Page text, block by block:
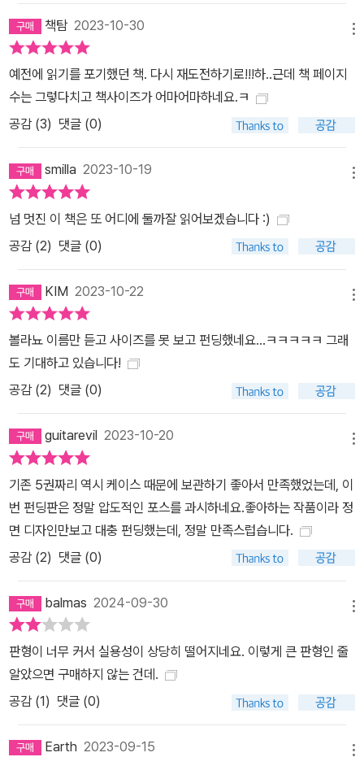
코스트는 20세기 말과 21세기 초의 멕시코 국경으로 상징적으로 수
렴되며, 1백 명이 넘는 여성 연쇄 살인 사건으로 재생산된다. 던져진
단서만으로 사라진 조각을 찾아 꿰맞추는 끊임없는 수수께끼의 <열
린 미학>! 앞서 말했듯 로베르토 볼라뇨의 작품들은 유기적인 호환성
을 띠고 있기 때문에 전 세계적으로 수많은 <볼라뇨 마니아>를 양산
하고 있다. 볼라뇨가 작품 속에 흩뿌려 놓은 단서를 하나씩 꿰맞추다
보면 그가 이야기하고자 하는 바, 그의 세계관을 유추할 수 있는 식이
다. 하지만 그 해석이 독자마다 각각 다르기 때문에 일원화된 한 가지
주제가 아닌, 작품에 갇혀 있지 않고 독자에게 전이되어 다양한 주제
로 재탄생하여 <해독>하는 재미도 느낄 수 있다. 『2666』은 볼라뇨
제목의 의미가 전혀 나와 있지 않아서 전 세계의 언론과 문학가, 팬들
로 하여금 제목 풀이를 시도하는 움직임마저 불러일으켰다. 『2666』
의 편집을 담당한 이그나시오 에체바리아의 말에 따르면, 그가 아무
런 의도도 없이 <2666>이라는 특별한 숫자를 언급하지는 않았을
의 숫자(짐승의 숫자)인 <666>을 따온 거라고 말하기도 하고, 전작
기도 한다. 좀 더 집요한 독자들은 또 다른 전작인 『아메리카의 나치
문학』에서 언급한 가상의 책 『욥의 아들들』의 면수인 <1333>이라는
숫자와 연관이 있을 것이라 해석하기도 한다. 그 외에도 제목의 의미
에 관한 여러 가지 풀이가 따라 붙지만, 볼라뇨는 이 세상에 없고 생전
에 직접적인 언급을 하지 않았기에 아직까지도 미지의 암호로 남아
있다. 결국 제목의 의미 또한 독자의 몫으로 주어진다.
책탐2023-10-30
예전에 읽기를 포기했던 책. 다시 재도전하기로!!!하..근데 책 페이지
수는 그렇다치고 책사이즈가 어마어마하네요.ㅋ
공감 (3) 댓글 (0)
smilla 2023-10-19
넘 멋진 이 책은 또 어디에 둘까잘 읽어보겠습니다 :)
공감 (2) 댓글 (0)
KIM 2023-10-22
볼라뇨 이름만 듣고 사이즈를 못 보고 펀딩했네요...ㅋㅋㅋㅋㅋ 그래
도 기대하고 있습니다!
공감 (2) 댓글 (0)
guitarevil 2023-10-20
기존 5권짜리 역시 케이스 때문에 보관하기 좋아서 만족했었는데, 이
번 펀딩판은 정말 압도적인 포스를 과시하네요.좋아하는 작품이라 정
면 디자인만보고 대충 펀딩했는데, 정말 만족스럽습니다.
공감 (2) 댓글 (0)
balmas 2024-09-30
판형이 너무 커서 실용성이 상당히 떨어지네요. 이렇게 큰 판형인 줄
알았으면 구매하지 않는 건데.
공감 (1) 댓글 (0)
Earth 2023-09-15